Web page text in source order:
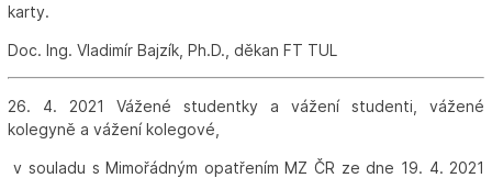
karty.
Doc. Ing. Vladimír Bajzík, Ph.D., děkan FT TUL
26. 4. 2021 Vážené studentky a vážení studenti, vážené
kolegyně a vážení kolegové,
v souladu s Mimořádným opatřením MZ ČR ze dne 19. 4. 2021